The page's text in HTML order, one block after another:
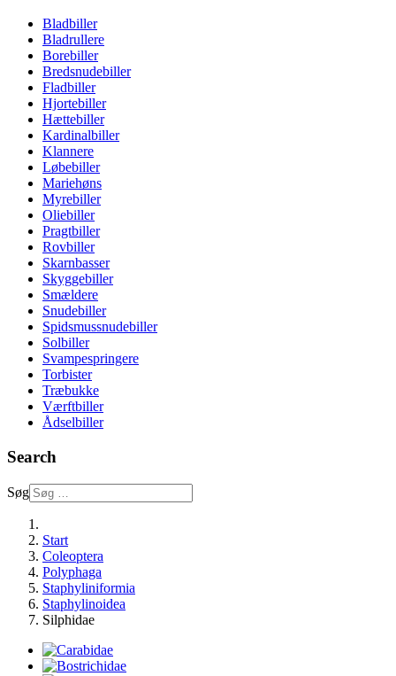
Bladbiller
Bladrullere
Borebiller
Bredsnudebiller
Fladbiller
Hjortebiller
Hættebiller
Kardinalbiller
Klannere
Løbebiller
Mariehøns
Myrebiller
Oliebiller
Pragtbiller
Rovbiller
Skarnbasser
Skyggebiller
Smældere
Snudebiller
Spidsmussnudebiller
Solbiller
Svampespringere
Torbister
Træbukke
Værftbiller
Ådselbiller
Search
Søg
Start
Coleoptera
Polyphaga
Staphyliniformia
Staphylinoidea
Silphidae